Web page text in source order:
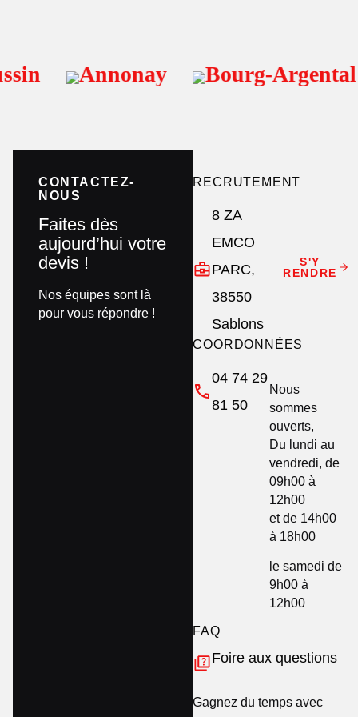
Annonay Bourg-Argental
CONTACTEZ-
NOUS
Faites dès
aujourd’hui votre
devis !
Nos équipes sont là
pour vous répondre !
RECRUTEMENT
8 ZA
EMCO
PARC,
38550
Sablons
S'Y
RENDRE
COORDONNÉES
04 74 29
81 50
Nous
sommes
ouverts,
Du lundi au
vendredi, de
09h00 à
12h00
et de 14h00
à 18h00
le samedi de
9h00 à
12h00
FAQ
Foire aux questions
Gagnez du temps avec